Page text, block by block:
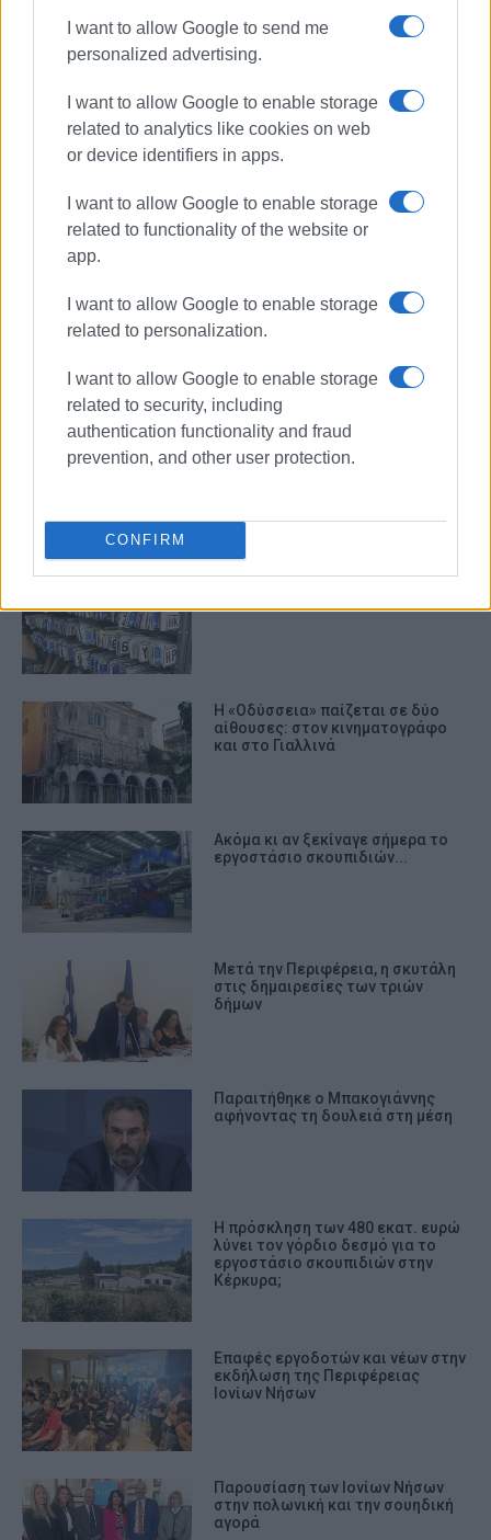
I want to allow Google to send me
personalized advertising.
I want to allow Google to enable storage
related to analytics like cookies on web
or device identifiers in apps.
I want to allow Google to enable storage
related to functionality of the website or
app.
I want to allow Google to enable storage
related to personalization.
I want to allow Google to enable storage
related to security, including
authentication functionality and fraud
prevention, and other user protection.
CONFIRM
πιν υπουργείο περιβάλλοντος
σκρέκας κράτσα
ΣΧΕΤΙΚA AΡΘΡΑ
Η έλλειψη πινακίδων «φρενάρει»
Η «Οδύσσεια» παίζεται σε δύο
αίθουσες: στον κινηματογράφο
και στο Γιαλλινά
Ακόμα κι αν ξεκίναγε σήμερα το
εργοστάσιο σκουπιδιών...
Μετά την Περιφέρεια, η σκυτάλη
στις δημαιρεσίες των τριών
δήμων
Παραιτήθηκε ο Μπακογιάννης
αφήνοντας τη δουλειά στη μέση
Η πρόσκληση των 480 εκατ. ευρώ
λύνει τον γόρδιο δεσμό για το
εργοστάσιο σκουπιδιών στην
Κέρκυρα;
Επαφές εργοδοτών και νέων στην
εκδήλωση της Περιφέρειας
Ιονίων Νήσων
Παρουσίαση των Ιονίων Νήσων
στην πολωνική και την σουηδική
αγορά